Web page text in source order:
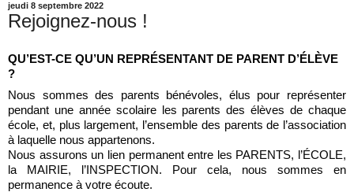
jeudi 8 septembre 2022
Rejoignez-nous !
QU’EST-CE QU’UN REPRÉSENTANT DE PARENT D’ÉLÈVE
?
Nous sommes des parents bénévoles, élus pour représenter
pendant une année scolaire les parents des élèves de chaque
école, et, plus largement, l’ensemble des parents de l’association
à laquelle nous appartenons.
Nous assurons un lien permanent entre les PARENTS, l’ÉCOLE,
la MAIRIE, l’INSPECTION. Pour cela, nous sommes en
permanence à votre écoute.